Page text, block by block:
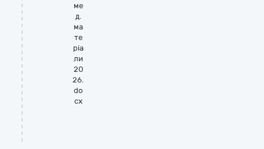
ме
д.
ма
те
ріа
ли
20
26.
do
cx